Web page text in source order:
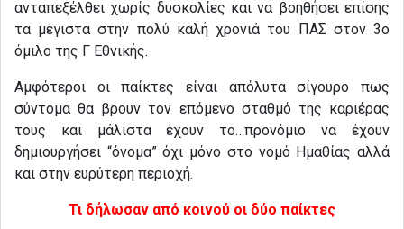
ανταπεξέλθει χωρίς δυσκολίες και να βοηθήσει επίσης
τα μέγιστα στην πολύ καλή χρονιά του ΠΑΣ στον 3ο
όμιλο της Γ Εθνικής.
Αμφότεροι οι παίκτες είναι απόλυτα σίγουρο πως
σύντομα θα βρουν τον επόμενο σταθμό της καριέρας
τους και μάλιστα έχουν το…προνόμιο να έχουν
δημιουργήσει “όνομα” όχι μόνο στο νομό Ημαθίας αλλά
και στην ευρύτερη περιοχή.
Τι δήλωσαν από κοινού οι δύο παίκτες